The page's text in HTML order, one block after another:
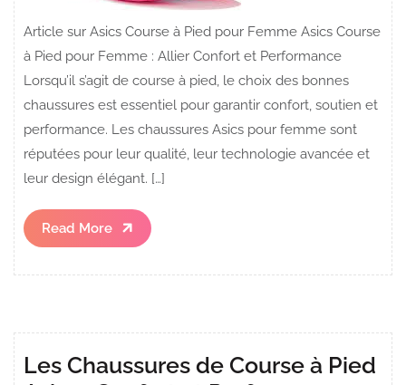
Article sur Asics Course à Pied pour Femme Asics Course
à Pied pour Femme : Allier Confort et Performance
Lorsqu’il s’agit de course à pied, le choix des bonnes
chaussures est essentiel pour garantir confort, soutien et
performance. Les chaussures Asics pour femme sont
réputées pour leur qualité, leur technologie avancée et
leur design élégant. […]
Read More
Read
More
Les Chaussures de Course à Pied